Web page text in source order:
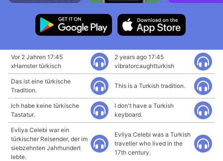
Vor 2 Jahren 17:45
xHamster türkisch
2 years ago 17:45
vibratorcaughtturkish
Das ist eine türkische
Tradition.
This is a Turkish tradition.
Ich habe keine türkische
Tastatur.
I don't have a Turkish
keyboard.
Evliya Celebi war ein
türkischer Reisender, der im
siebzehnten Jahrhundert
lebte.
Evliya Celebi was a Turkish
traveller who lived in the
17th century.